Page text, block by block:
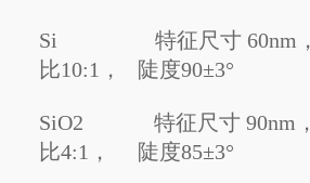
Si 特征尺寸
比10:1， 陡度90±3°
SiO2 特征尺寸
比4:1， 陡度85±3°